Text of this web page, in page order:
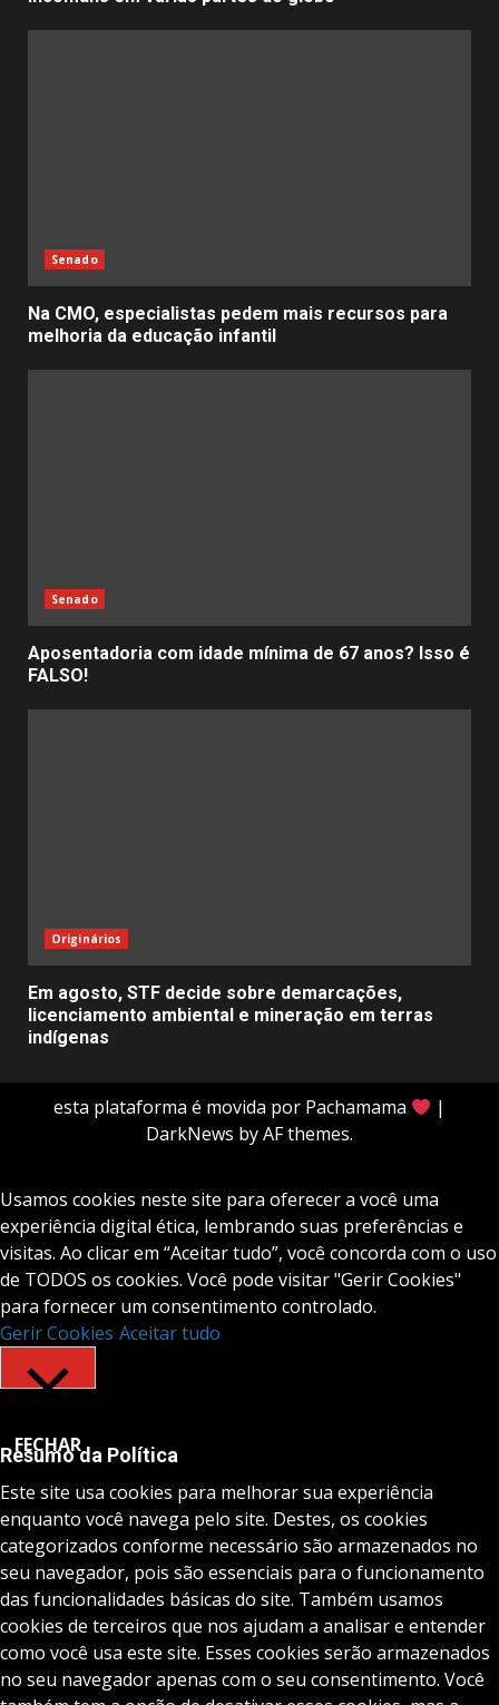
Senado
Na CMO, especialistas pedem mais recursos para
melhoria da educação infantil
Senado
Aposentadoria com idade mínima de 67 anos? Isso é
FALSO!
Originários
Em agosto, STF decide sobre demarcações,
licenciamento ambiental e mineração em terras
indígenas
esta plataforma é movida por Pachamama
|
DarkNews by AF themes.
Usamos cookies neste site para oferecer a você uma
experiência digital ética, lembrando suas preferências e
visitas. Ao clicar em “Aceitar tudo”, você concorda com o uso
de TODOS os cookies. Você pode visitar "Gerir Cookies"
para fornecer um consentimento controlado.
Gerir Cookies Aceitar tudo
FECHAR
Resumo da Política
Este site usa cookies para melhorar sua experiência
enquanto você navega pelo site. Destes, os cookies
categorizados conforme necessário são armazenados no
seu navegador, pois são essenciais para o funcionamento
das funcionalidades básicas do site. Também usamos
cookies de terceiros que nos ajudam a analisar e entender
como você usa este site. Esses cookies serão armazenados
no seu navegador apenas com o seu consentimento. Você